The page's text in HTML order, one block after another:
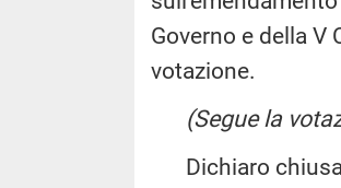
Governo e della
votazione.
(Segue la
Dichiaro chiusa